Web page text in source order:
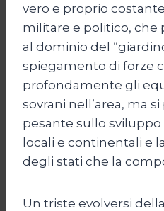
vero e proprio
militare e politico, che
al dominio del
spiegamento di forze
profondamente gli
sovrani nell’area, ma
pesante sullo
locali e continentali e
degli stati che la
Un triste evolversi